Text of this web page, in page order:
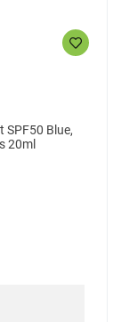
SPF50 Blue,
20ml